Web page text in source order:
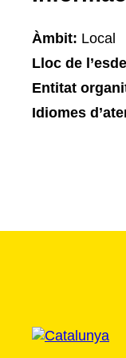
Àmbit: Local
Lloc de
Entitat
Idiomes